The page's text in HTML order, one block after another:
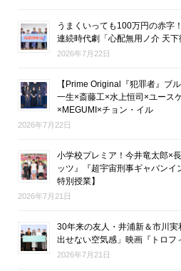
うまくいっても100万円の赤字
連続時代劇「心配無用ノ介 天下
2026年7月22日
【Prime Original『犯罪者』ブ
一生×斎藤工×水上恒司×ユース
×MEGUMI×チョン・イル
2026年7月22日
小学校プレミア！今井竜太郎×
ッツ』『超宇宙刑事ギャバンイ
特別授業】
2026年7月21日
30年来の友人・井浦新＆市川
出せない空気感」映画『トロフ
2026年7月21日